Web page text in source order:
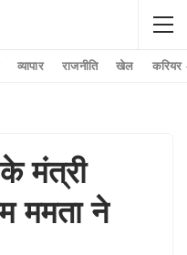
व्यापार राजनीति खेल करियर
मंत्री
ममता ने